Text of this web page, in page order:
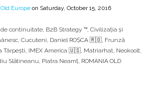
Europe on Saturday, October 15, 2016
de continuitate, B2B Strategy ™, Civilizația și
, Cucuteni, Daniel ROȘCA 🇷🇴, Frunză
Târpeşti, IMEX America 🇺🇸, Matriarhat, Neokoolt,
Slătineanu, Piatra Neamţ, ROMANIA OLD